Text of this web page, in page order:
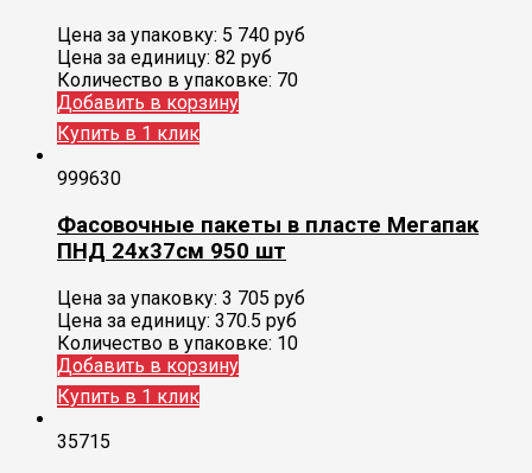
Цена за упаковку: 5 740 руб
Цена за единицу: 82 руб
Количество в упаковке: 70
Добавить в корзину
Купить в 1 клик
999630
Фасовочные пакеты в пласте Мегапак
ПНД 24х37см 950 шт
Цена за упаковку: 3 705 руб
Цена за единицу: 370.5 руб
Количество в упаковке: 10
Добавить в корзину
Купить в 1 клик
35715